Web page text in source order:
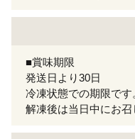
■賞味期限
発送日より30日
冷凍状態での期限です
解凍後は当日中にお召